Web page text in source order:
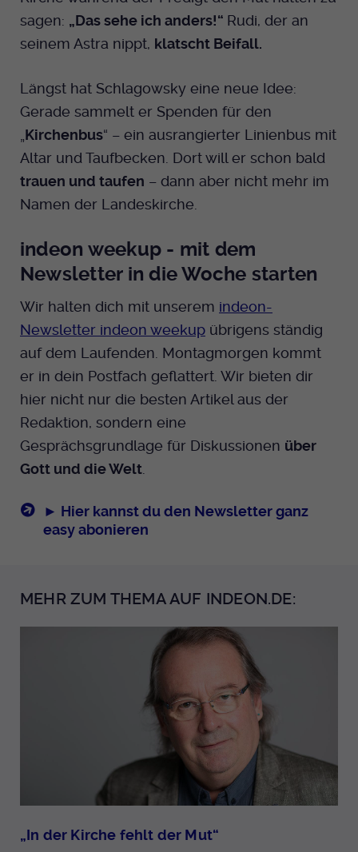
sagen: „Das sehe ich anders!“ Rudi, der an
seinem Astra nippt, klatscht Beifall.
Längst hat Schlagowsky eine neue Idee:
Gerade sammelt er Spenden für den
Kirchenbus“ – ein ausrangierter Linienbus mit
Altar und Taufbecken. Dort will er schon bald
trauen und taufen – dann aber nicht mehr im
Namen der Landeskirche.
indeon weekup - mit dem
Newsletter in die Woche starten
Wir halten dich mit unserem indeon-
Newsletter indeon weekup übrigens ständig
auf dem Laufenden. Montagmorgen kommt
er in dein Postfach geflattert. Wir bieten dir
hier nicht nur die besten Artikel aus der
Redaktion, sondern eine
Gesprächsgrundlage für Diskussionen über
Gott und die Welt
► Hier kannst du den Newsletter ganz
easy abonieren
MEHR ZUM THEMA AUF INDEON.DE:
„In der Kirche fehlt der Mut“